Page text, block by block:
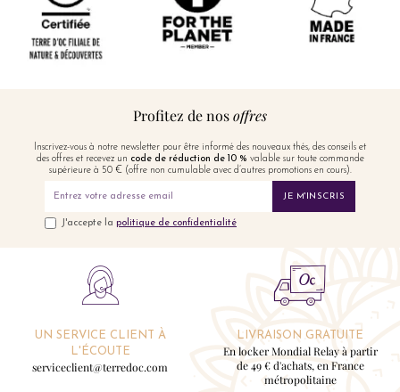
Profitez de nosoffres
Inscrivez-vous à notre newsletter pour être informé des nouveaux thés, des conseils et
des offres et recevez un code de réduction de 10 % valable sur toute commande
supérieure à 50 € (offre non cumulable avec d’autres promotions en cours).
JE M'INSCRIS
J'accepte la politique de confidentialité
UN SERVICE CLIENT À
L'ÉCOUTE
serviceclient@terredoc.com
LIVRAISON GRATUITE
En locker Mondial Relay à partir
de 49 € d'achats, en France
métropolitaine